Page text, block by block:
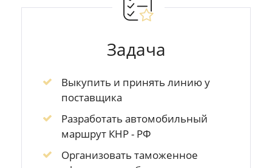
Задача
Выкупить и принять линию у
поставщика
Разработать автомобильный
маршрут КНР - РФ
Организовать таможенное